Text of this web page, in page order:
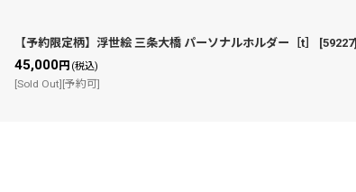
【予約限定柄】浮世絵 三条大橋 パーソナルホルダー［t］ [59227]
45,000円 (税込)
[Sold Out][予約可]